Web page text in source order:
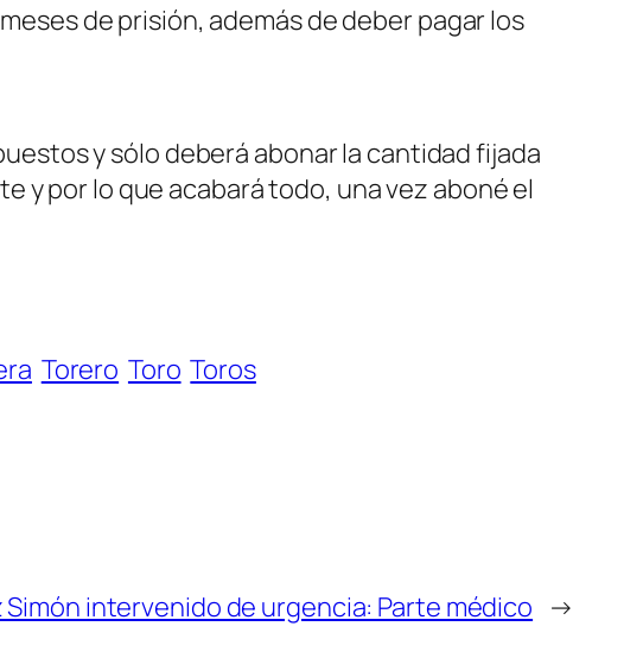
de prisión, además de deber pagar los
y sólo deberá abonar la cantidad fijada
y por lo que acabará todo, una vez aboné el
Torero Toro Toros
Simón intervenido de urgencia: Parte médico →